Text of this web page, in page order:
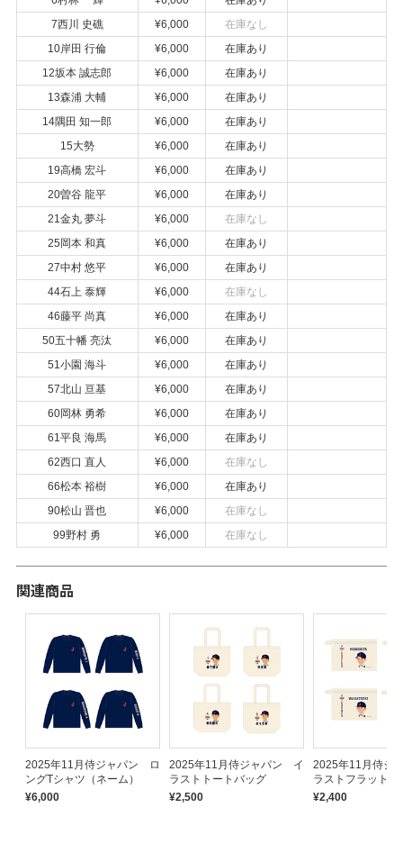
7西川 史礁
¥6,000
在庫なし
10岸田 行倫
¥6,000
在庫あり
12坂本 誠志郎
¥6,000
在庫あり
13森浦 大輔
¥6,000
在庫あり
14隅田 知一郎
¥6,000
在庫あり
15大勢
¥6,000
在庫あり
19高橋 宏斗
¥6,000
在庫あり
20曽谷 龍平
¥6,000
在庫あり
21金丸 夢斗
¥6,000
在庫なし
25岡本 和真
¥6,000
在庫あり
27中村 悠平
¥6,000
在庫あり
44石上 泰輝
¥6,000
在庫なし
46藤平 尚真
¥6,000
在庫あり
50五十幡 亮汰
¥6,000
在庫あり
51小園 海斗
¥6,000
在庫あり
57北山 亘基
¥6,000
在庫あり
60岡林 勇希
¥6,000
在庫あり
61平良 海馬
¥6,000
在庫あり
62西口 直人
¥6,000
在庫なし
66松本 裕樹
¥6,000
在庫あり
90松山 晋也
¥6,000
在庫なし
99野村 勇
¥6,000 在庫なし
関連商品
2025年11月侍ジャパン ロ
ングTシャツ（ネーム）
¥6,000
2025年11月侍ジャパン イ
ラストトートバッグ
¥2,500
2025年11月侍ジ
ラストフラットポ
¥2,400